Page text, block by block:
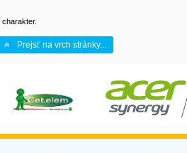
Prejsť na vrch stránky...